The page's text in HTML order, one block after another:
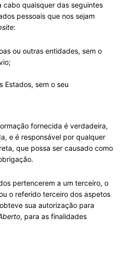
cabo quaisquer das seguintes
pessoais que nos sejam
:
ou outras entidades, sem o
Estados, sem o seu
fornecida é verdadeira,
e é responsável por qualquer
que possa ser causado como
pertencerem a um terceiro, o
o referido terceiro dos aspetos
sua autorização para
, para as finalidades